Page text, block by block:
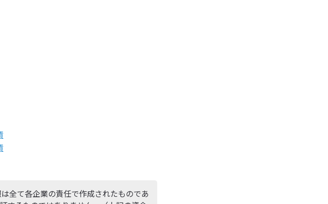
全て各企業の責任で作成されたものであ